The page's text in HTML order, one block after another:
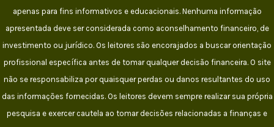
apenas para fins informativos e educacionais. Nenhuma informação
apresentada deve ser considerada como aconselhamento financeiro, de
investimento ou jurídico. Os leitores são encorajados a buscar orientação
profissional específica antes de tomar qualquer decisão financeira. O site
não se responsabiliza por quaisquer perdas ou danos resultantes do uso
das informações fornecidas. Os leitores devem sempre realizar sua própria
pesquisa e exercer cautela ao tomar decisões relacionadas a finanças e